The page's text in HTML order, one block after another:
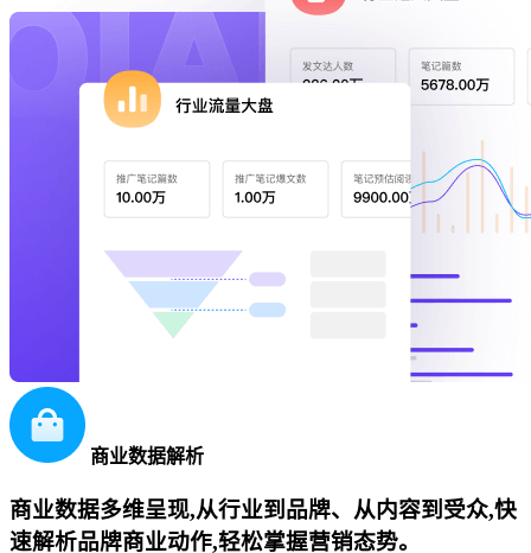
商业数据解析
商业数据多维呈现,从行业到品牌、从内容到受众,快
速解析品牌商业动作,轻松掌握营销态势。